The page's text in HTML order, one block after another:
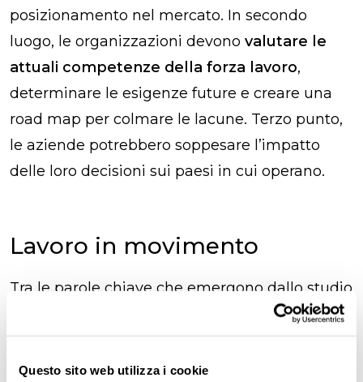
Questo sito web utilizza i cookie
posizionamento nel mercato. In secondo
luogo, le organizzazioni devono valutare le
attuali competenze della forza lavoro,
determinare le esigenze future e creare una
road map per colmare le lacune. Terzo punto,
le aziende potrebbero soppesare l’impatto
delle loro decisioni sui paesi in cui operano.
Lavoro in movimento
Tra le parole chiave che emergono dallo studio
Tra il 2003 e il 2018, rilevano i ricercatori,i
cittadini europei che lavorano in un Paese